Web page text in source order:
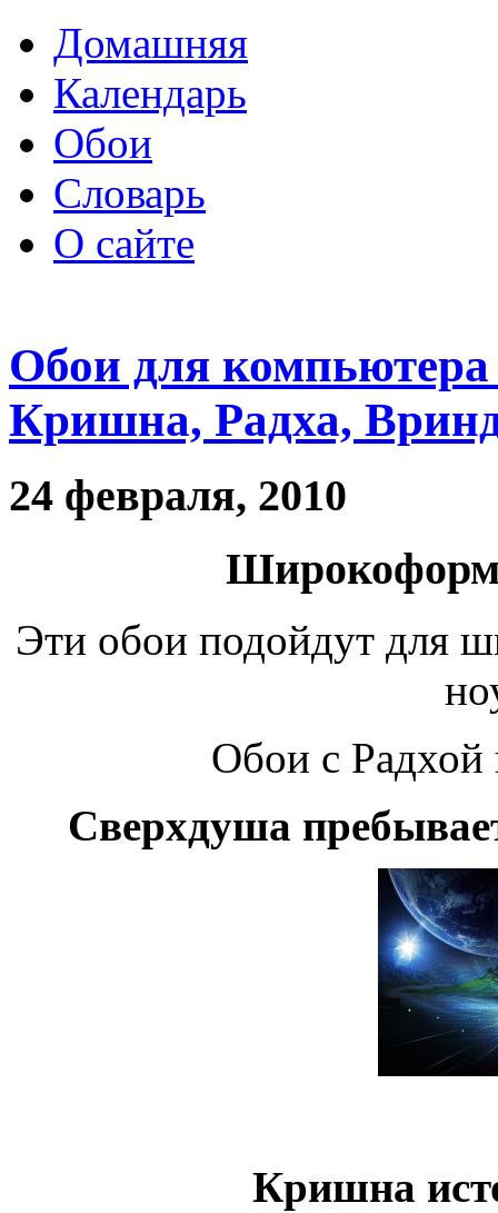
Домашняя
Календарь
Обои
Словарь
О сайте
Обои для
Кришна, Радха,
24 февраля, 2010
Эти обои подойдут для
Обои с
Сверхдуша
Кришна